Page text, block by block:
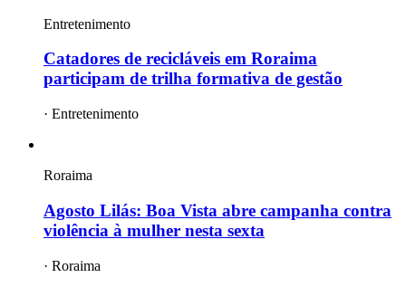
Entretenimento
Catadores de recicláveis em Roraima
participam de trilha formativa de gestão
· Entretenimento
Roraima
Agosto Lilás: Boa Vista abre campanha contra
violência à mulher nesta sexta
· Roraima